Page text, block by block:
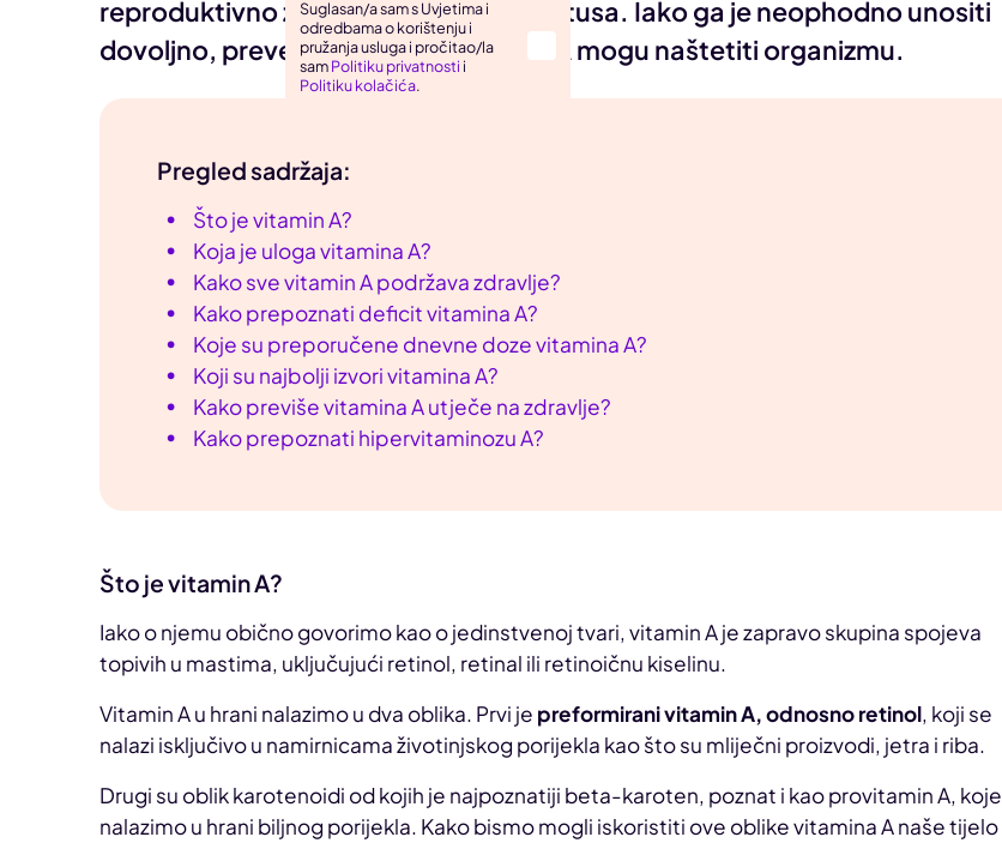
Uho, grlo, nos
Zarazne bolesti
Suglasan/a sam s Uvjetima i
odredbama o korištenju i
pružanja usluga i pročitao/la
samPolitiku privatnosti i
Politiku kolačića.
reproduktivno zdravlje i rast i razvoj fetusa. Iako ga je neophodno unositi
dovoljno, prevelike količine vitamina A mogu naštetiti organizmu.
Pregled sadržaja:
Što je vitamin A?
Koja je uloga vitamina A?
Kako sve vitamin A podržava zdravlje?
Kako prepoznati deficit vitamina A?
Koje su preporučene dnevne doze vitamina A?
Koji su najbolji izvori vitamina A?
Kako previše vitamina A utječe na zdravlje?
Kako prepoznati hipervitaminozu A?
Što je vitamin A?
Iako o njemu obično govorimo kao o jedinstvenoj tvari, vitamin A je zapravo skupina spojeva
topivih u mastima, uključujući retinol, retinal ili retinoičnu kiselinu.
Vitamin A u hrani nalazimo u dva oblika. Prvi je preformirani vitamin A, odnosno retinol, koji se
nalazi isključivo u namirnicama životinjskog porijekla kao što su mliječni proizvodi, jetra i riba.
Drugi su oblik karotenoidi od kojih je najpoznatiji beta-karoten, poznat i kao provitamin A, koje
nalazimo u hrani biljnog porijekla. Kako bismo mogli iskoristiti ove oblike vitamina A naše tijelo